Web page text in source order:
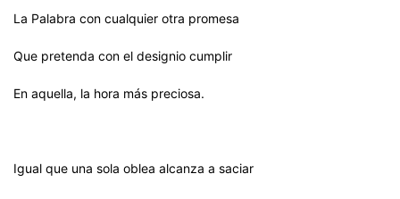
La Palabra con cualquier otra promesa
Que pretenda con el designio cumplir
En aquella, la hora más preciosa.
Igual que una sola oblea alcanza a saciar